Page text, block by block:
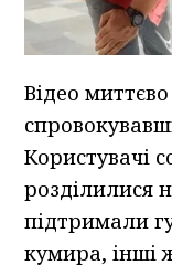
Відео
Користувачі
розділилися
підтримали
кумира, інші